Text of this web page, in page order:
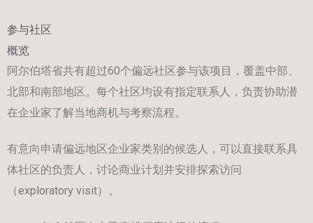
参与社区
概览
阿尔伯塔省共有超过60个偏远社区参与该项目，覆盖中部、
北部和南部地区。每个社区均设有指定联系人，负责协助潜
在企业家了解当地商机与考察流程。
有意向申请偏远地区企业家类别的候选人，可以直接联系具
体社区的负责人，讨论商业计划并安排探索访问
（exploratory visit）。